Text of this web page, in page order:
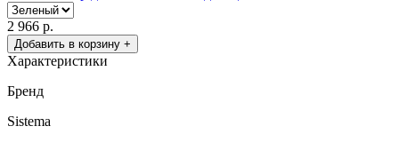
2 966 р.
Добавить в корзину +
Характеристики
Бренд
Sistema